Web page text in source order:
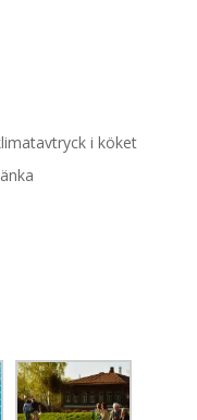
i köket